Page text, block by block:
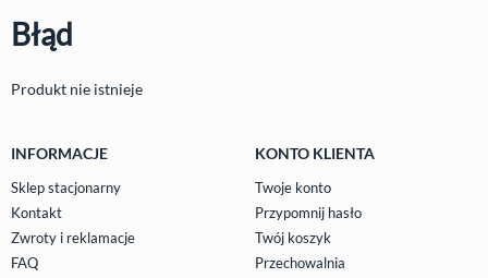
Błąd
Produkt nie istnieje
INFORMACJE
Sklep stacjonarny
Kontakt
Zwroty i reklamacje
FAQ
KONTO KLIENTA
Twoje konto
Przypomnij hasło
Twój koszyk
Przechowalnia